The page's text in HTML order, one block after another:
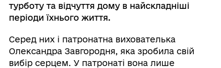
турботу та відчуття дому в найскладніші
періоди їхнього життя.
Серед них і патронатна вихователька
Олександра Завгородня, яка зробила свій
вибір серцем. У патронаті вона лише